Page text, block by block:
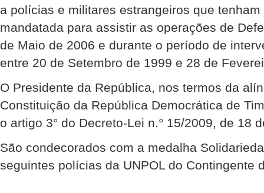
a polícias e militares estrangeiros que
mandatada para assistir as operações de
de Maio de 2006 e durante o período de
entre 20 de Setembro de 1999 e 28 de
O Presidente da República, nos termos da
Constituição da República Democrática de
o artigo 3° do Decreto-Lei n.° 15/2009, de 18
São condecorados com a medalha
seguintes polícias da UNPOL do Contingente